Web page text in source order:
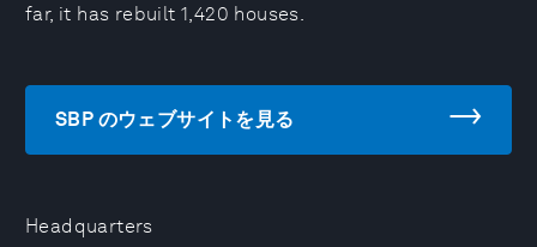
Headquarters
far, it has rebuilt 1,420 houses.
SBP のウェブサイトを見る